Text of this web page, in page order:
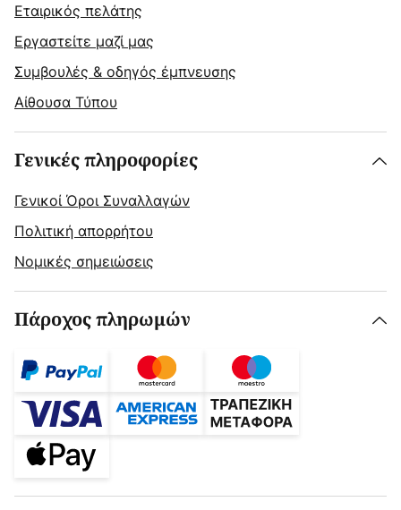
Εταιρικός πελάτης
Εργαστείτε μαζί μας
Συμβουλές & οδηγός έμπνευσης
Αίθουσα Τύπου
Γενικές πληροφορίες
Γενικοί Όροι Συναλλαγών
Πολιτική απορρήτου
Νομικές σημειώσεις
Πάροχος πληρωμών